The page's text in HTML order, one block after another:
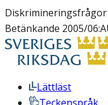
Betänkande 2005/
Lättläst